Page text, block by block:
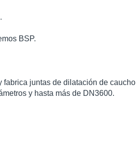
.
BSP.
fabrica juntas de dilatación de caucho
y hasta más de DN3600.